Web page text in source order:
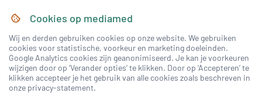
Home
Nascholing Nieuws & Artikelen
Congressen
Cookies op mediamed
Wij en derden gebruiken cookies op onze website. We gebruiken
cookies voor statistische, voorkeur en marketing doeleinden.
Google Analytics cookies zijn geanonimiseerd. Je kan je voorkeuren
wijzigen door op ‘Verander opties’ te klikken. Door op ‘Accepteren’ te
klikken accepteer je het gebruik van alle cookies zoals beschreven in
onze privacy-statement.